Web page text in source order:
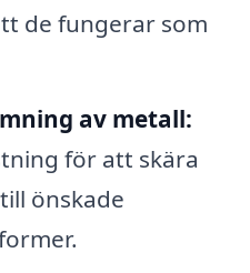
de fungerar som
av metall:
för att skära
önskade